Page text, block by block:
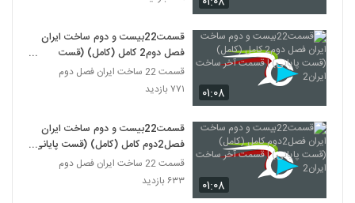
24
دانلود سریال ساخت ایران فصل 2 قسمت آخر
۰۱:۰۸
قسمت22بیست و دوم ساخت ایران
فصل دوم2 کامل (کامل) (قست
پایانی) | قسمت آخر ساخت ایران2
قسمت 22 ساخت ایران فصل دوم
۷۷۱ بازدید
۰۱:۰۸
قسمت22بیست و دوم ساخت ایران
فصل2دوم کامل (کامل) (قست پایانی)
| قسمت آخر ساخت ایران2
قسمت 22 ساخت ایران فصل دوم
۶۳۳ بازدید